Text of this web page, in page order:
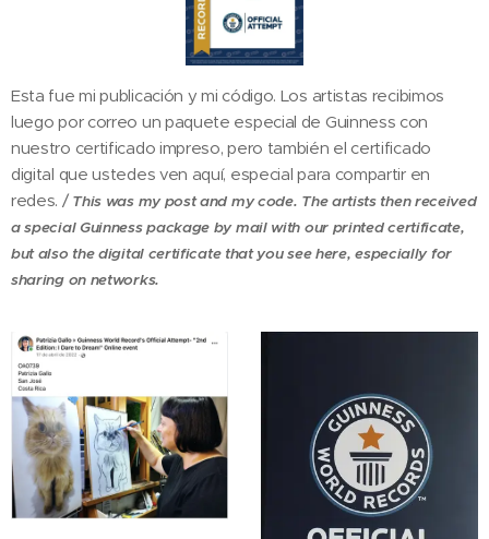
Esta fue mi publicación y mi código. Los artistas recibimos
luego por correo un paquete especial de Guinness con
nuestro certificado impreso, pero también el certificado
digital que ustedes ven aquí, especial para compartir en
redes. / This was my post and my code. The artists then received
a special Guinness package by mail with our printed certificate,
but also the digital certificate that you see here, especially for
sharing on networks.